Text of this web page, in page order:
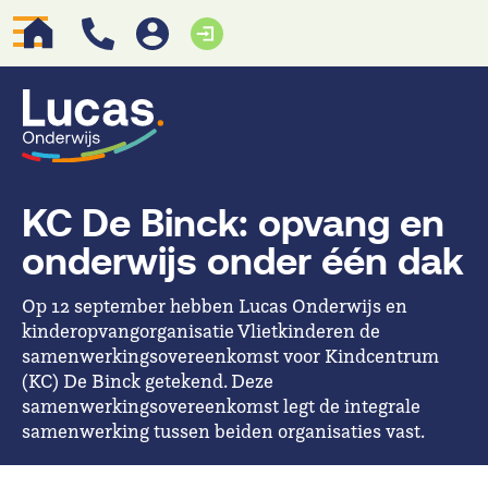
KC De Binck: opvang en
onderwijs onder één dak
Op 12 september hebben Lucas Onderwijs en
kinderopvangorganisatie Vlietkinderen de
samenwerkingsovereenkomst voor Kindcentrum
(KC) De Binck getekend. Deze
samenwerkingsovereenkomst legt de integrale
samenwerking tussen beiden organisaties vast.